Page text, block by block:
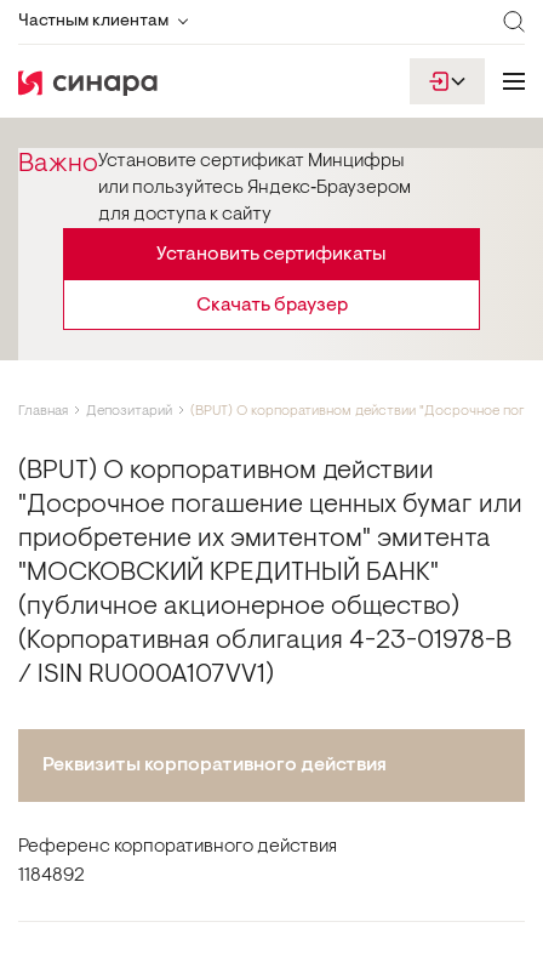
Частным клиентам
ВажноУстановите сертификат Минцифры
или пользуйтесь Яндекс‑Браузером
для доступа к сайту
Установить сертификаты
Скачать браузер
Главная Депозитарий (BPUT) О корпоративном действии "Досрочное
(BPUT) О корпоративном действии
"Досрочное погашение ценных бумаг или
приобретение их эмитентом" эмитента
"МОСКОВСКИЙ КРЕДИТНЫЙ БАНК"
(публичное акционерное общество)
(Корпоративная облигация 4-23-01978-B
/ ISIN RU000A107VV1)
Реквизиты корпоративного действия
Референс корпоративного действия
1184892